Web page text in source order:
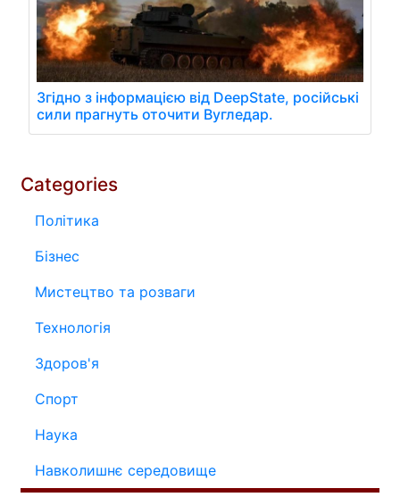
Згідно з інформацією від DeepState, російські
сили прагнуть оточити Вугледар.
Categories
Політика
Бізнес
Мистецтво та розваги
Технологія
Здоров'я
Спорт
Наука
Навколишнє середовище